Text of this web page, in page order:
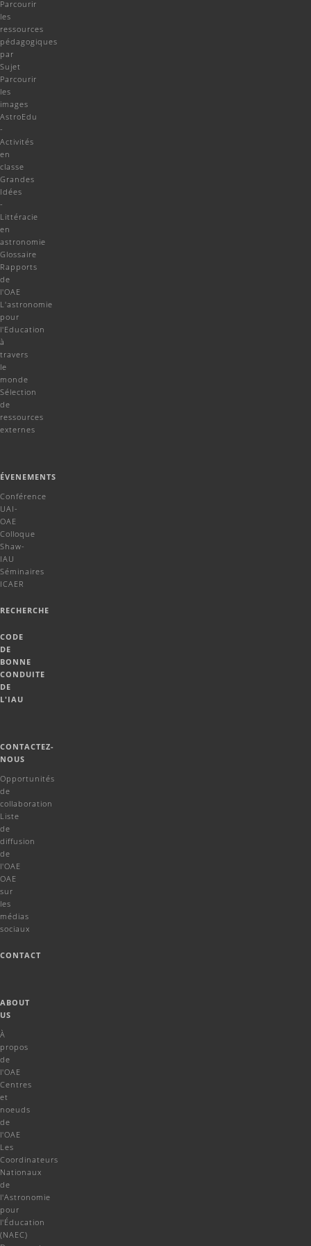
Parcourir
les
ressources
pédagogiques
par
Sujet
Parcourir
les
images
AstroEdu
-
Activités
en
classe
Grandes
Idées
-
Littéracie
en
astronomie
Glossaire
Rapports
de
l'OAE
L'astronomie
pour
l'Education
à
travers
le
monde
Sélection
de
ressources
externes
ÉVENEMENTS
Conférence
UAI-
OAE
Colloque
Shaw-
IAU
Séminaires
ICAER
RECHERCHE
CODE
DE
BONNE
CONDUITE
DE
L'IAU
CONTACTEZ-
NOUS
Opportunités
de
collaboration
Liste
de
diffusion
de
l'OAE
OAE
sur
les
médias
sociaux
CONTACT
ABOUT
US
À
propos
de
l'OAE
Centres
et
noeuds
de
l'OAE
Les
Coordinateurs
Nationaux
de
l'Astronomie
pour
l'Éducation
(NAEC)